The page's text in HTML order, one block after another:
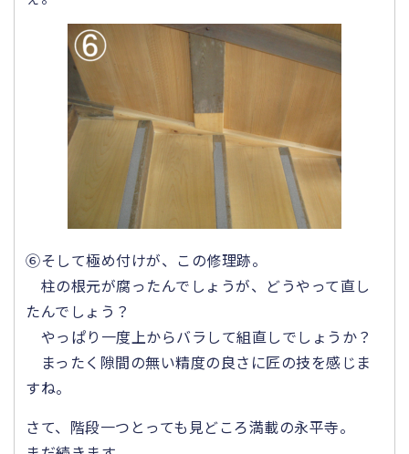
⑥そして極め付けが、この修理跡。
柱の根元が腐ったんでしょうが、どうやって直し
たんでしょう？
やっぱり一度上からバラして組直しでしょうか？
まったく隙間の無い精度の良さに匠の技を感じま
すね。
さて、階段一つとっても見どころ満載の永平寺。